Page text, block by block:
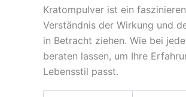
Kratompulver ist ein
Verständnis der Wirkung und
in Betracht ziehen. Wie bei
beraten lassen, um Ihre
Lebensstil passt.